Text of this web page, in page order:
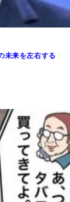
未来を左右する